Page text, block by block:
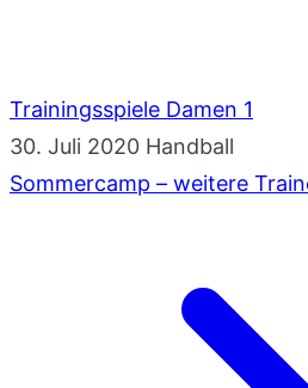
Trainingsspiele Damen 1
30. Juli 2020 Handball
Sommercamp – weitere